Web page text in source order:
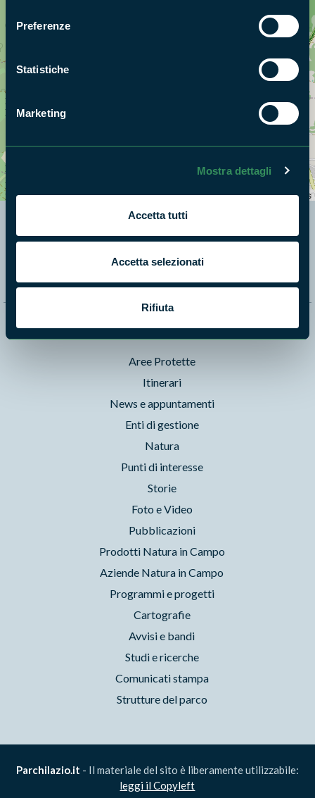
Preferenze
Statistiche
Marketing
Mostra dettagli
Accetta tutti
Accetta selezionati
Rifiuta
Leaflet|©OpenStreetMapcontributors
Segui i nostri social ufficiali
Naviga nel sito
Aree Protette
Itinerari
News e appuntamenti
Enti di gestione
Natura
Punti di interesse
Storie
Foto e Video
Pubblicazioni
Prodotti Natura in Campo
Aziende Natura in Campo
Programmi e progetti
Cartografie
Avvisi e bandi
Studi e ricerche
Comunicati stampa
Strutture del parco
Parchilazio.it - Il materiale del sito è liberamente utilizzabile:
leggi il Copyleft